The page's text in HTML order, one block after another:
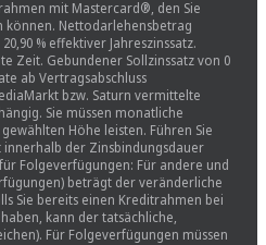
mit Mastercard®, den Sie
können. Nettodarlehensbetrag
% effektiver Jahreszinssatz.
Zeit. Gebundener Sollzinssatz von 0
ab Vertragsabschluss
bzw. Saturn vermittelte
Sie müssen monatliche
Höhe leisten. Führen Sie
der Zinsbindungsdauer
Folgeverfügungen: Für andere und
beträgt der veränderliche
Sie bereits einen Kreditrahmen bei
kann der tatsächliche,
Für Folgeverfügungen müssen